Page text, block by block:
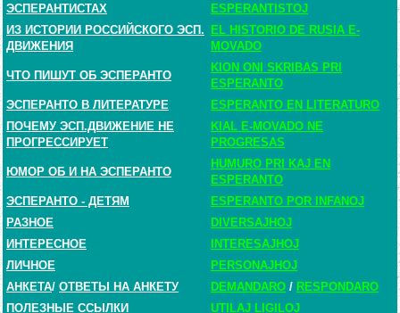
ЭСПЕРАНТИСТАХ
ESPERANTISTOJ
ИЗ ИСТОРИИ РОССИЙСКОГО ЭСП.
ДВИЖЕНИЯ
EL HISTORIO DE RUSIA E-
MOVADO
ЧТО ПИШУТ ОБ ЭСПЕРАНТО
KION ONI SKRIBAS PRI
ESPERANTO
ЭСПЕРАНТО В ЛИТЕРАТУРЕ
ESPERANTO EN LITERATURO
ПОЧЕМУ ЭСП.ДВИЖЕНИЕ НЕ
ПРОГРЕССИРУЕТ
KIAL E-MOVADO NE
PROGRESAS
ЮМОР ОБ И НА ЭСПЕРАНТО
HUMURO PRI KAJ EN
ESPERANTO
ЭСПЕРАНТО - ДЕТЯМ
ESPERANTO POR INFANOJ
РАЗНОЕ
DIVERSAJHOJ
ИНТЕРЕСНОЕ
INTERESAJHOJ
ЛИЧНОЕ
PERSONAJHOJ
АНКЕТА/ ОТВЕТЫ НА АНКЕТУ DEMANDARO / RESPONDARO
ПОЛЕЗНЫЕ ССЫЛКИ
UTILAJ LIGILOJ